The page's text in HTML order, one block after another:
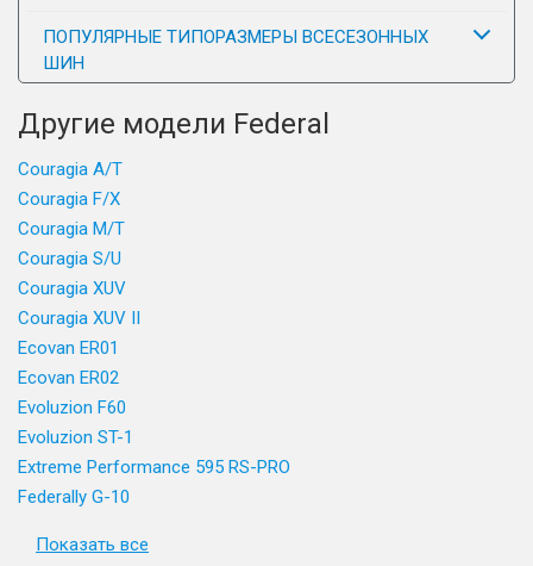
ПОПУЛЯРНЫЕ ТИПОРАЗМЕРЫ ВСЕСЕЗОННЫХ
ШИН
Другие модели Federal
Couragia A/T
Couragia F/X
Couragia M/T
Couragia S/U
Couragia XUV
Couragia XUV II
Ecovan ER01
Ecovan ER02
Evoluzion F60
Evoluzion ST-1
Extreme Performance 595 RS-PRO
Federally G-10
Показать все